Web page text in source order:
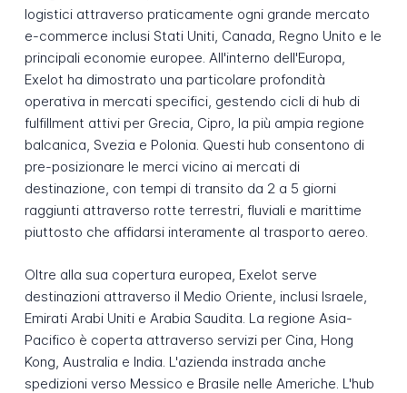
logistici attraverso praticamente ogni grande mercato
e-commerce inclusi Stati Uniti, Canada, Regno Unito e le
principali economie europee. All'interno dell'Europa,
Exelot ha dimostrato una particolare profondità
operativa in mercati specifici, gestendo cicli di hub di
fulfillment attivi per Grecia, Cipro, la più ampia regione
balcanica, Svezia e Polonia. Questi hub consentono di
pre-posizionare le merci vicino ai mercati di
destinazione, con tempi di transito da 2 a 5 giorni
raggiunti attraverso rotte terrestri, fluviali e marittime
piuttosto che affidarsi interamente al trasporto aereo.
Oltre alla sua copertura europea, Exelot serve
destinazioni attraverso il Medio Oriente, inclusi Israele,
Emirati Arabi Uniti e Arabia Saudita. La regione Asia-
Pacifico è coperta attraverso servizi per Cina, Hong
Kong, Australia e India. L'azienda instrada anche
spedizioni verso Messico e Brasile nelle Americhe. L'hub